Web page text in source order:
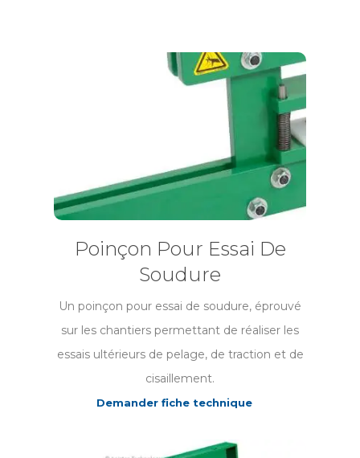
Poinçon Pour Essai De
Soudure
Un poinçon pour essai de soudure, éprouvé
sur les chantiers permettant de réaliser les
essais ultérieurs de pelage, de traction et de
cisaillement.
Demander fiche technique